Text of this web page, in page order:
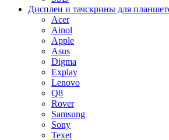
Дисплеи и тачскрины для
Acer
Ainol
Apple
Asus
Digma
Explay
Lenovo
Q8
Rover
Samsung
Sony
Texet